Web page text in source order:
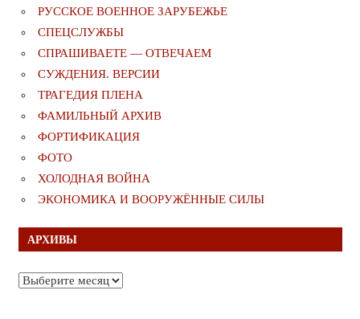
РУССКОЕ ВОЕННОЕ ЗАРУБЕЖЬЕ
СПЕЦСЛУЖБЫ
СПРАШИВАЕТЕ — ОТВЕЧАЕМ
СУЖДЕНИЯ. ВЕРСИИ
ТРАГЕДИЯ ПЛЕНА
ФАМИЛЬНЫЙ АРХИВ
ФОРТИФИКАЦИЯ
ФОТО
ХОЛОДНАЯ ВОЙНА
ЭКОНОМИКА И ВООРУЖЁННЫЕ СИЛЫ
АРХИВЫ
Архивы